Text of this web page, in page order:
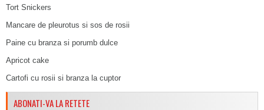
Tort Snickers
Mancare de pleurotus si sos de rosii
Paine cu branza si porumb dulce
Apricot cake
Cartofi cu rosii si branza la cuptor
ABONATI-VA LA RETETE